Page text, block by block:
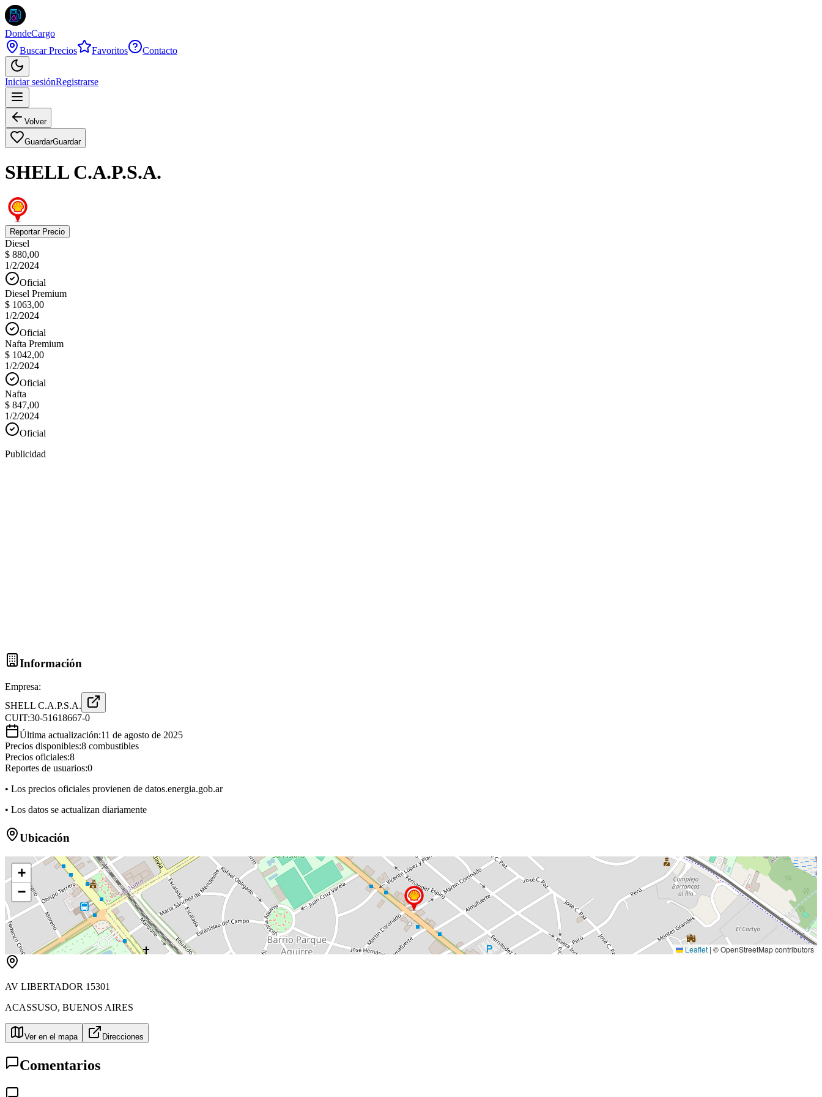
DondeCargo
Buscar Precios
Favoritos Contacto
Iniciar sesiónRegistrarse
Volver
GuardarGuardar
SHELL C.A.P.S.A.
Reportar Precio
Diesel
$ 880,00
1/2/2024
Oficial
Diesel Premium
$ 1063,00
1/2/2024
Oficial
Nafta Premium
$ 1042,00
1/2/2024
Oficial
Nafta
$ 847,00
1/2/2024
Oficial
Publicidad
Información
Empresa:
SHELL C.A.P.S.A.
CUIT:30-51618667-0
Última actualización:11 de agosto de 2025
Precios disponibles:8 combustibles
Precios oficiales:8
Reportes de usuarios:0
• Los precios oficiales provienen de datos.energia.gob.ar
• Los datos se actualizan diariamente
Ubicación
+
−
Leaflet | © OpenStreetMap contributors
AV LIBERTADOR 15301
ACASSUSO, BUENOS AIRES
Ver en el mapa Direcciones
Comentarios